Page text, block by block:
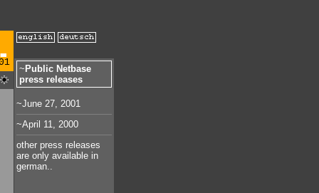
~ Public Netbase
press releases
~June 27, 2001
~April 11, 2000
other press releases
are only available in
german..